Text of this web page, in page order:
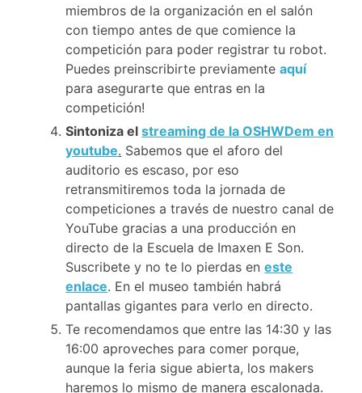
miembros de la organización en el salón
con tiempo antes de que comience la
competición para poder registrar tu robot.
Puedes preinscribirte previamenteaquí
para asegurarte que entras en la
competición!
Sintoniza elstreaming de la OSHWDem en
youtube. Sabemos que el aforo del
auditorio es escaso, por eso
retransmitiremos toda la jornada de
competiciones a través de nuestro canal de
YouTube gracias a una producción en
directo de la Escuela de Imaxen E Son.
Suscribete y no te lo pierdas en este
enlace. En el museo también habrá
pantallas gigantes para verlo en directo.
Te recomendamos que entre las 14:30 y las
16:00 aproveches para comer porque,
aunque la feria sigue abierta, los makers
haremos lo mismo de manera escalonada.